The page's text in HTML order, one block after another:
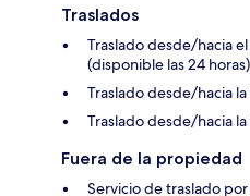
Traslados
Traslado desde/hacia
(disponible las 24
Traslado desde/hacia
Traslado desde/hacia
Fuera de la propiedad
Servicio de traslado por